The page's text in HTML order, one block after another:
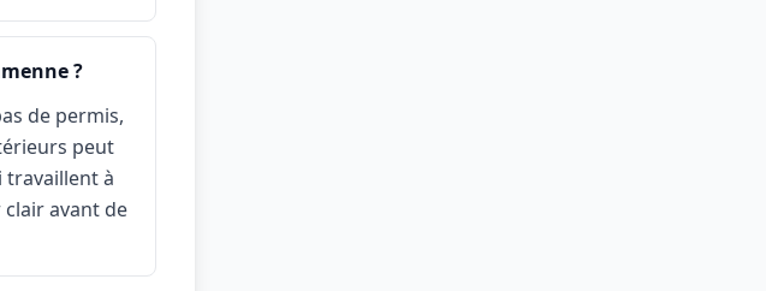
?
de permis,
peut
travaillent à
avant de